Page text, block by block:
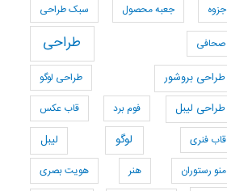
جزوه جعبه محصول سبک طراحی
صحافی طراحی
طراحی بروشور طراحی لوگو
طراحی لیبل فوم برد
قاب عکس
قاب فنری
لوگو لیبل
منو رستوران هنر هویت بصری